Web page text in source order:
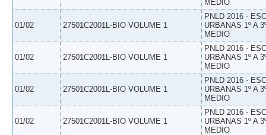
MEDIO
01/02 27501C2001L-BIO VOLUME 1
PNLD 2016 -
URBANAS 1º A
MEDIO
01/02 27501C2001L-BIO VOLUME 1
PNLD 2016 -
URBANAS 1º A
MEDIO
01/02 27501C2001L-BIO VOLUME 1
PNLD 2016 -
URBANAS 1º A
MEDIO
01/02 27501C2001L-BIO VOLUME 1
PNLD 2016 -
URBANAS 1º A
MEDIO